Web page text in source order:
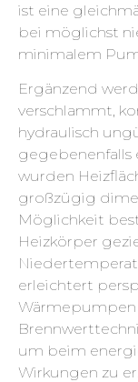
ist eine
bei möglichst
minimalem
Ergänzend
verschlammt,
hydraulisch
gegebenenfalls
wurden
großzügig
Möglichkeit
Heizkörper
erleichtert
um beim
Wirkungen zu